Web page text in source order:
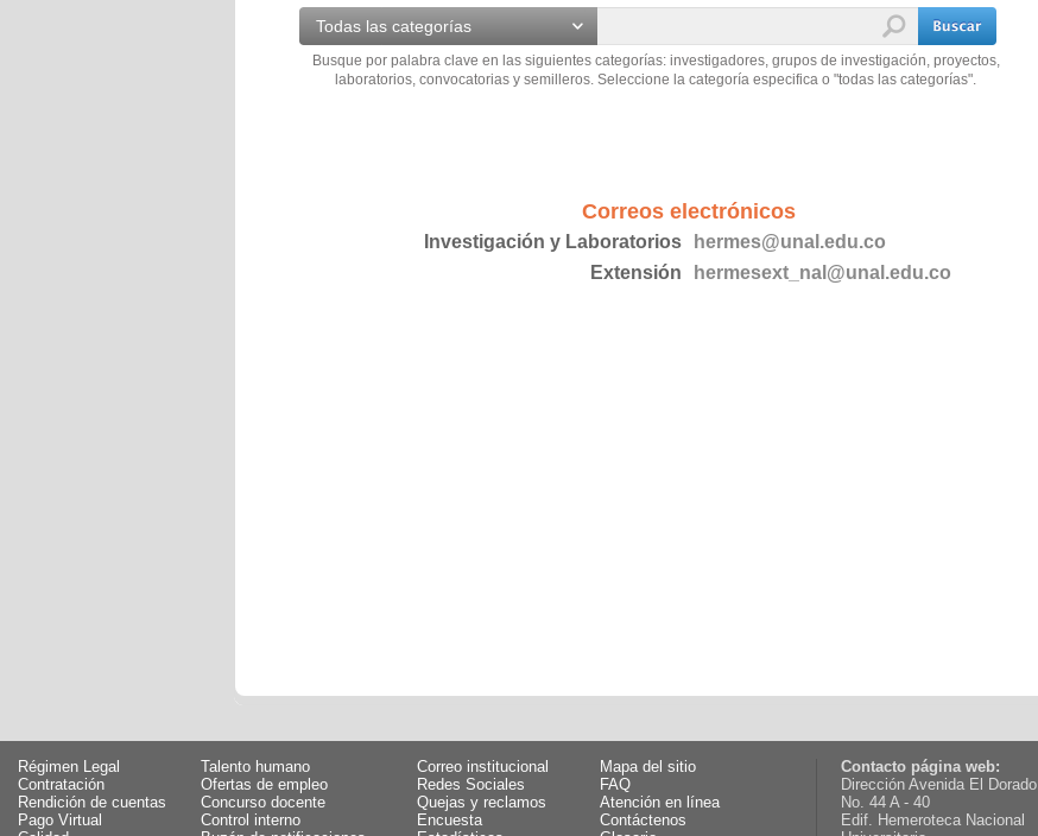
Todas las categorías
Busque por palabra clave en las siguientes categorías: investigadores, grupos de investigación, proyectos,
laboratorios, convocatorias y semilleros. Seleccione la categoría especifica o "todas las categorías".
Correos electrónicos
Investigación y Laboratorios
hermes@unal.edu.co
Extensión
hermesext_nal@unal.edu.co
Régimen Legal
Talento humano
Contratación
Ofertas de empleo
Rendición de cuentas
Concurso docente
Pago Virtual
Control interno
Correo institucional
Mapa del sitio
Redes Sociales
FAQ
Quejas y reclamos
Atención en línea
Encuesta
Contáctenos
Contacto página web:
Dirección Avenida El Dorado
No. 44 A - 40
Edif. Hemeroteca Nacional